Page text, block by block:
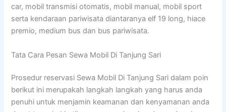
car, mobil transmisi otomatis, mobil manual, mobil sport
serta kendaraan pariwisata diantaranya elf 19 long, hiace
premio, medium bus dan bus pariwisata.
Tata Cara Pesan Sewa Mobil Di Tanjung Sari
Prosedur reservasi Sewa Mobil Di Tanjung Sari dalam poin
berikut ini merupakah langkah langkah yang harus anda
penuhi untuk menjamin keamanan dan kenyamanan anda